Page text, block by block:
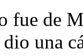
fue de
una